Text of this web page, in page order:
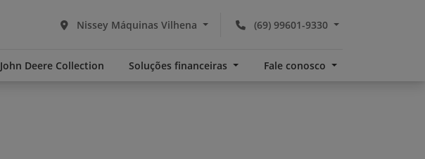
(69) 99601-9330
Nissey Máquinas Vilhena
John Deere Collection Soluções financeiras Fale conosco